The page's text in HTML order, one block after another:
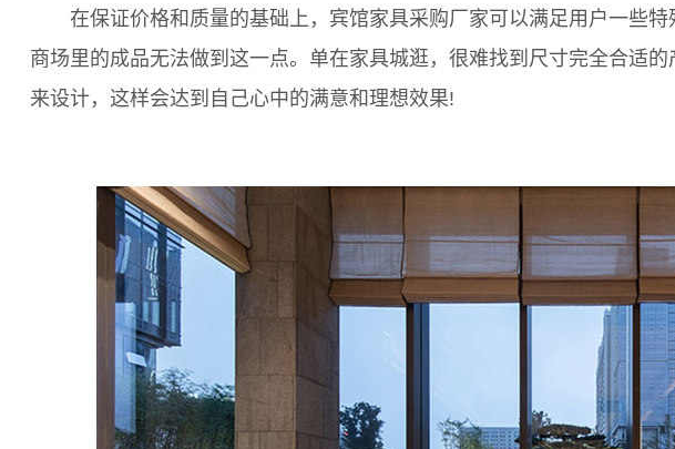
在保证价格和质量的基础上，宾馆家具采购厂家可以满足用户一些特
商场里的成品无法做到这一点。单在家具城逛，很难找到尺寸完全合适
来设计，这样会达到自己心中的满意和理想效果!